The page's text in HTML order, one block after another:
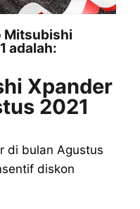
Mitsubishi
adalah:
Xpander
2021
di bulan Agustus
diskon